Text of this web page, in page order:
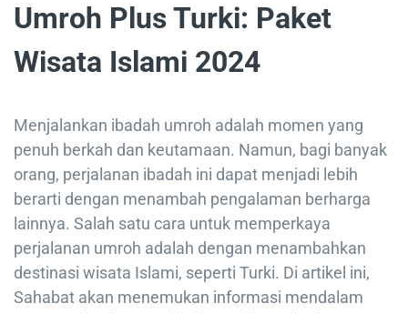
Umroh Plus Turki: Paket
Wisata Islami 2024
Menjalankan ibadah umroh adalah momen yang
penuh berkah dan keutamaan. Namun, bagi banyak
orang, perjalanan ibadah ini dapat menjadi lebih
berarti dengan menambah pengalaman berharga
lainnya. Salah satu cara untuk memperkaya
perjalanan umroh adalah dengan menambahkan
destinasi wisata Islami, seperti Turki. Di artikel ini,
Sahabat akan menemukan informasi mendalam